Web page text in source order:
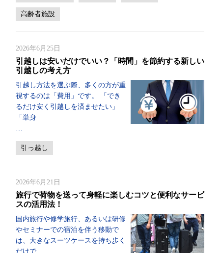
高齢者施設
2026年6月25日
引越しは安いだけでいい？「時間」を節約する新しい
引越しの考え方
引越し方法を選ぶ際、多くの方が重
視するのは「費用」です。 「でき
るだけ安く引越しを済ませたい」
「単身
…
引っ越し
2026年6月21日
旅行で荷物を送って身軽に楽しむコツと便利なサービ
スの活用法！
国内旅行や修学旅行、あるいは研修
やセミナーでの宿泊を伴う移動で
は、大きなスーツケースを持ち歩く
だけで